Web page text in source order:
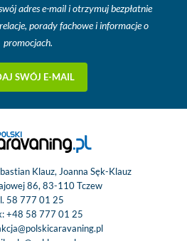
adres e-mail i otrzymuj bezpłatnie
porady fachowe i informacje o
promocjach.
SWÓJ E-MAIL
Klauz, Joanna Sęk-Klauz
86, 83-110 Tczew
58 777 01 25
+48 58 777 01 25